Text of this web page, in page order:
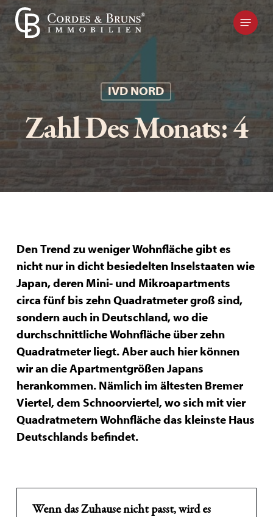
Skip
to
Kontakt
IVD NORD
Zahl Des Monats: 4
Den Trend zu weniger Wohnfläche gibt es
nicht nur in dicht besiedelten Inselstaaten wie
Japan, deren Mini- und Mikroapartments
circa fünf bis zehn Quadratmeter groß sind,
sondern auch in Deutschland, wo die
durchschnittliche Wohnfläche über zehn
Quadratmeter liegt. Aber auch hier können
wir an die Apartmentgrößen Japans
herankommen. Nämlich im ältesten Bremer
Viertel, dem Schnoorviertel, wo sich mit vier
Quadratmetern Wohnfläche das kleinste Haus
Deutschlands befindet.
Wenn das Zuhause nicht passt, wird es